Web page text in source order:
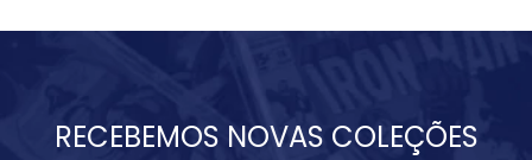
RECEBEMOS NOVAS COLEÇÕES